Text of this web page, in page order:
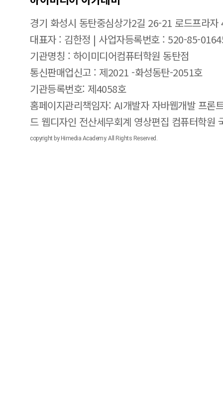
경기 화성시 동탄중심상가2길 26-21 로드프라자
대표자 : 김한정 | 사업자등록번호 : 520-85-
기관명칭 : 하이미디어컴퓨터학원 동탄점
통신판매업신고 : 제2021 -화성동탄-2051호
기관등록번호: 제4058호
홈페이지관리책임자: AI개발자 자바웹개발 프론
드 웹디자인 전산세무회계 영상편집 컴퓨터학원
copyright by Himedia Academy. All Rights Reserved.